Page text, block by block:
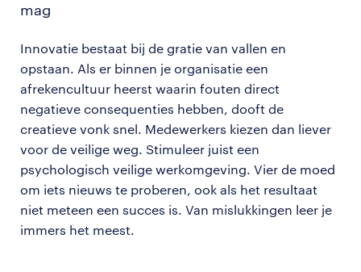
mag
Innovatie bestaat bij de gratie van vallen en
opstaan. Als er binnen je organisatie een
afrekencultuur heerst waarin fouten direct
negatieve consequenties hebben, dooft de
creatieve vonk snel. Medewerkers kiezen dan liever
voor de veilige weg. Stimuleer juist een
psychologisch veilige werkomgeving. Vier de moed
om iets nieuws te proberen, ook als het resultaat
niet meteen een succes is. Van mislukkingen leer je
immers het meest.